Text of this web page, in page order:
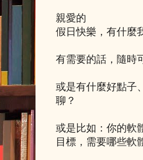
親愛的
假日快樂，有什麼
有需要的話，隨時
或是有什麼好點子
聊？
或是比如：你的軟
目標，需要哪些軟